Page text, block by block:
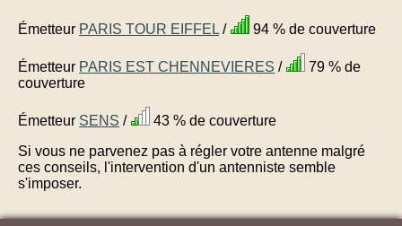
Émetteur PARIS TOUR EIFFEL / 94 % de couverture
Émetteur PARIS EST CHENNEVIERES /
79 % de
couverture
Émetteur SENS /
43 % de couverture
Si vous ne parvenez pas à régler votre antenne malgré
ces conseils, l'intervention d'un antenniste semble
s'imposer.